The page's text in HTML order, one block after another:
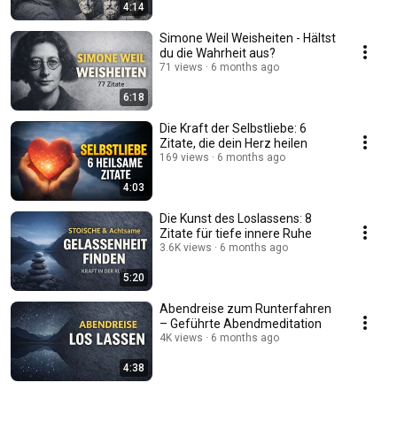
4:14
6:18
Simone Weil Weisheiten - Hältst
du die Wahrheit aus?
71 views 6 months ago
4:03
Die Kraft der Selbstliebe: 6
Zitate, die dein Herz heilen
169 views 6 months ago
5:20
Die Kunst des Loslassens: 8
Zitate für tiefe innere Ruhe
3.6K views 6 months ago
4:38
Abendreise zum Runterfahren
– Geführte Abendmeditation
4K views 6 months ago